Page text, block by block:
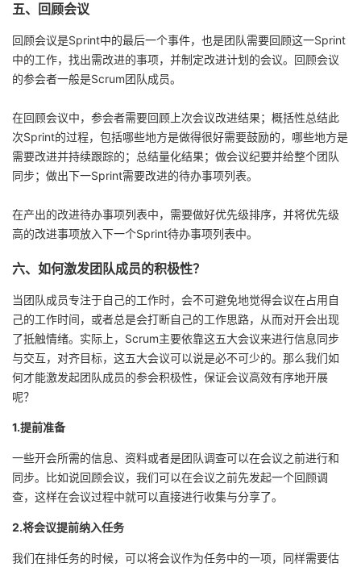
五、回顾会议
回顾会议是Sprint中的最后一个事件，也是团队需要回顾这一Sprint
中的工作，找出需改进的事项，并制定改进计划的会议。回顾会议
的参会者一般是Scrum团队成员。
在回顾会议中，参会者需要回顾上次会议改进结果；概括性总结此
次Sprint的过程，包括哪些地方是做得很好需要鼓励的，哪些地方是
需要改进并持续跟踪的；总结量化结果；做会议纪要并给整个团队
同步；做出下一Sprint需要改进的待办事项列表。
在产出的改进待办事项列表中，需要做好优先级排序，并将优先级
高的改进事项放入下一个Sprint待办事项列表中。
六、如何激发团队成员的积极性？
当团队成员专注于自己的工作时，会不可避免地觉得会议在占用自
己的工作时间，或者总是会打断自己的工作思路，从而对开会出现
了抵触情绪。实际上，Scrum主要依靠这五大会议来进行信息同步
与交互，对齐目标，这五大会议可以说是必不可少的。那么我们如
何才能激发起团队成员的参会积极性，保证会议高效有序地开展
呢？
1.提前准备
一些开会所需的信息、资料或者是团队调查可以在会议之前进行和
同步。比如说回顾会议，我们可以在会议之前先发起一个回顾调
查，这样在会议过程中就可以直接进行收集与分享了。
2.将会议提前纳入任务
我们在排任务的时候，可以将会议作为任务中的一项，同样需要估